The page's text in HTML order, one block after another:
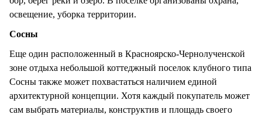
освещение, уборка территории.
Сосны
Еще один расположенный в Красноярско-Чернолученской
зоне отдыха небольшой коттеджный поселок клубного типа
Сосны также может похвастаться наличием единой
архитектурной концепции. Хотя каждый покупатель может
сам выбрать материалы, конструктив и площадь своего